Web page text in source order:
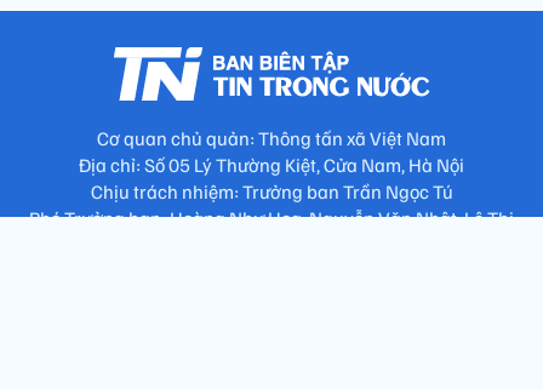
Cơ quan chủ quản: Thông tấn xã Việt Nam
Địa chỉ: Số 05 Lý Thường Kiệt, Cửa Nam, Hà Nội
Chịu trách nhiệm: Trưởng ban Trần Ngọc Tú
Phó Trưởng ban: Hoàng Như Hoa, Nguyễn Văn Nhật, Lê Thị